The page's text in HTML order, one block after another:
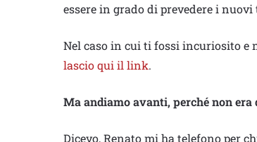
essere in grado di prevedere i
Nel caso in cui ti fossi incuriosito e
lascio qui il link.
Ma andiamo avanti, perché non
Dicevo, Renato mi ha telefono per